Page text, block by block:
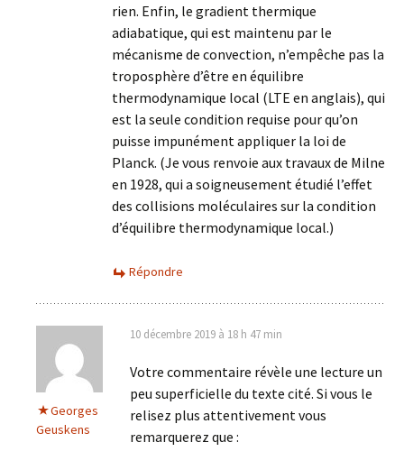
rien. Enfin, le gradient thermique
adiabatique, qui est maintenu par le
mécanisme de convection, n’empêche pas la
troposphère d’être en équilibre
thermodynamique local (LTE en anglais), qui
est la seule condition requise pour qu’on
puisse impunément appliquer la loi de
Planck. (Je vous renvoie aux travaux de Milne
en 1928, qui a soigneusement étudié l’effet
des collisions moléculaires sur la condition
d’équilibre thermodynamique local.)
Répondre
Georges
Geuskens
10 décembre 2019 à 18 h 47 min
Votre commentaire révèle une lecture un
peu superficielle du texte cité. Si vous le
relisez plus attentivement vous
remarquerez que :